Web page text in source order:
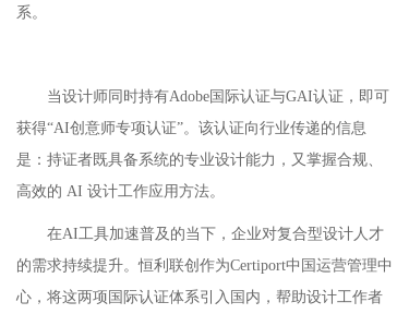
系 。
当设计师同时持有Adobe国际认证与GAI认证，即可
获得“AI创意师专项认证”。该认证向行业传递的信息
是：持证者既具备系统的专业设计能力，又掌握合规、
高效的 AI 设计工作应用方法。
在AI工具加速普及的当下，企业对复合型设计人才
的需求持续提升。恒利联创作为Certiport中国运营管理中
心，将这两项 国际认证体系引入国内，帮助设计工作者